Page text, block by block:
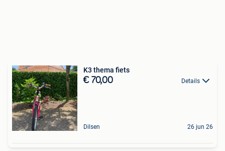
K3 thema fiets
€ 70,00 Details
Dilsen 26 jun 26